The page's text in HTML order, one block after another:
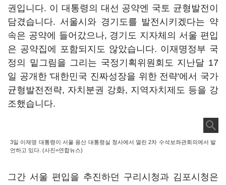
권입니다. 이 대통령의 대선 공약엔 국토 균형발전이
담겼습니다. 서울시와 경기도를 발전시키겠다는 약
속은 공약에 들어갔으나, 경기도 지자체의 서울 편입
은 공약집에 포함되지도 않았습니다. 이재명정부 국
정의 밑그림을 그리는 국정기획위원회도 지난달 17
일 공개한 '대한민국 진짜성장을 위한 전략'에서 국가
균형발전전략, 자치분권 강화, 지역자치제도 등을 강
조했습니다.
3일 이재명 대통령이 서울 용산 대통령실 청사에서 열린 2차 수석보좌관회의에서 발
언하고 있다. (사진=연합뉴스)
그간 서울 편입을 추진하던 구리시청과 김포시청은